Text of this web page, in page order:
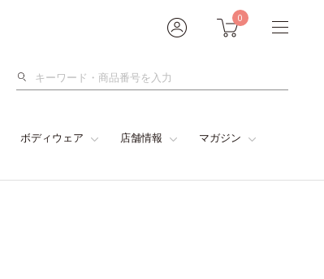
0
検
ボディウェア 店舗情報 マガジン